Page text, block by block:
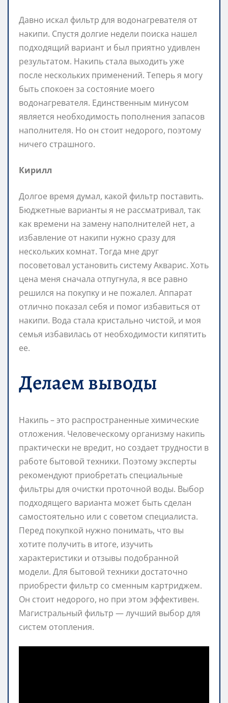
Давно искал фильтр для водонагревателя от
накипи. Спустя долгие недели поиска нашел
подходящий вариант и был приятно удивлен
результатом. Накипь стала выходить уже
после нескольких применений. Теперь я могу
быть спокоен за состояние моего
водонагревателя. Единственным минусом
является необходимость пополнения запасов
наполнителя. Но он стоит недорого, поэтому
ничего страшного.
Кирилл
Долгое время думал, какой фильтр поставить.
Бюджетные варианты я не рассматривал, так
как времени на замену наполнителей нет, а
избавление от накипи нужно сразу для
нескольких комнат. Тогда мне друг
посоветовал установить систему Акварис. Хоть
цена меня сначала отпугнула, я все равно
решился на покупку и не пожалел. Аппарат
отлично показал себя и помог избавиться от
накипи. Вода стала кристально чистой, и моя
семья избавилась от необходимости кипятить
ее.
Делаем выводы
Накипь – это распространенные химические
отложения. Человеческому организму накипь
практически не вредит, но создает трудности в
работе бытовой техники. Поэтому эксперты
рекомендуют приобретать специальные
фильтры для очистки проточной воды. Выбор
подходящего варианта может быть сделан
самостоятельно или с советом специалиста.
Перед покупкой нужно понимать, что вы
хотите получить в итоге, изучить
характеристики и отзывы подобранной
модели. Для бытовой техники достаточно
приобрести фильтр со сменным картриджем.
Он стоит недорого, но при этом эффективен.
Магистральный фильтр — лучший выбор для
систем отопления.